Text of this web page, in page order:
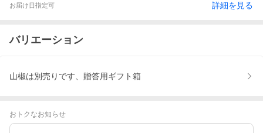
お届け日指定可 詳細を見る
バリエーション
山椒は別売りです、贈答用ギフト箱
おトクなお知らせ